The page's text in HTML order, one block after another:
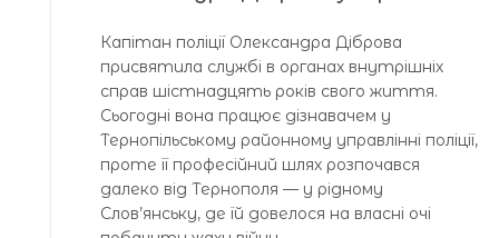
Капітан поліції Олександра Діброва
присвятила службі в органах внутрішніх
справ шістнадцять років свого життя.
Сьогодні вона працює дізнавачем у
Тернопільському районному управлінні поліції,
проте її професійний шлях розпочався
далеко від Тернополя — у рідному
Слов’янську, де їй довелося на власні очі